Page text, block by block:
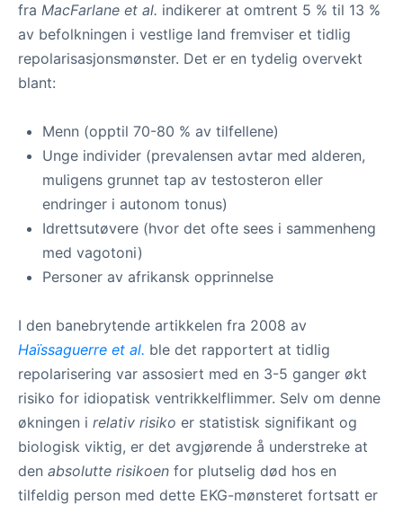
fra MacFarlane et al. indikerer at omtrent 5 % til 13 %
av befolkningen i vestlige land fremviser et tidlig
repolarisasjonsmønster. Det er en tydelig overvekt
blant:
Menn (opptil 70-80 % av tilfellene)
Unge individer (prevalensen avtar med alderen,
muligens grunnet tap av testosteron eller
endringer i autonom tonus)
Idrettsutøvere (hvor det ofte sees i sammenheng
med vagotoni)
Personer av afrikansk opprinnelse
I den banebrytende artikkelen fra 2008 av
Haïssaguerre et al. ble det rapportert at tidlig
repolarisering var assosiert med en 3-5 ganger økt
risiko for idiopatisk ventrikkelflimmer. Selv om denne
økningen i relativ risiko er statistisk signifikant og
biologisk viktig, er det avgjørende å understreke at
den absolutte risikoen for plutselig død hos en
tilfeldig person med dette EKG-mønsteret fortsatt er